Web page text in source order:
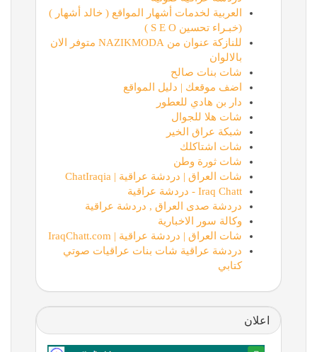
العربية لخدمات أشهار المواقع ( خالد أشهار )
(خبـراء تحسين S E O )
للنازكة عنوان من NAZIKMODA متوفر الان
بالالوان
شات بنات صالح
اضف موقعك | دليل المواقع
دار بن هادي للعطور
شات هلا للجوال
شبكة عراق الخير
شات اشتاكلك
شات ثورة وطن
شات العراق | دردشة عراقية | ChatIraqia
Iraq Chatt - دردشة عراقية
دردشة صدى العراق , دردشة عراقية
وكالة سور الاخبارية
شات العراق | دردشة عراقية | IraqChatt.com
دردشة عراقية شات بنات عراقيات صوتي
كتابي
اعلان